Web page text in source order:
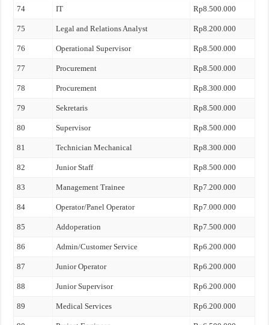
74 IT Rp8.500.000
75 Legal and Relations Analyst Rp8.200.000
76 Operational Supervisor Rp8.500.000
77 Procurement Rp8.500.000
78 Procurement Rp8.300.000
79 Sekretaris Rp8.500.000
80 Supervisor Rp8.500.000
81 Technician Mechanical Rp8.300.000
82 Junior Staff Rp8.500.000
83 Management Trainee Rp7.200.000
84 Operator/Panel Operator Rp7.000.000
85 Addoperation Rp7.500.000
86 Admin/Customer Service Rp6.200.000
87 Junior Operator Rp6.200.000
88 Junior Supervisor Rp6.200.000
89 Medical Services Rp6.200.000